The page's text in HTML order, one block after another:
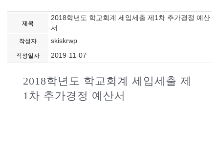
제목
2018학년도 학교회계 세입세출 제1차 추가경정 예산
서
작성자 skiskrwp
작성일자 2019-11-07
2018학년도 학교회계 세입세출 제
1차 추가경정 예산서